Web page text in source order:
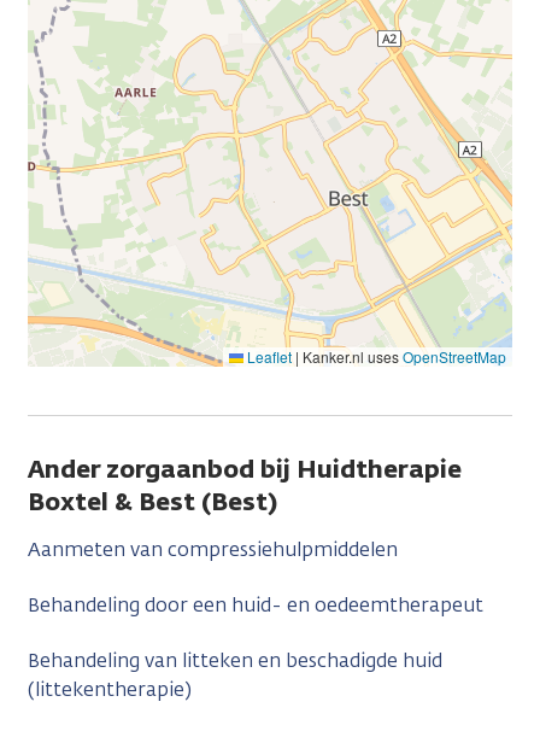
Leaflet | Kanker.nl usesOpenStreetMap
Ander zorgaanbod bij Huidtherapie
Boxtel & Best (Best)
Aanmeten van compressiehulpmiddelen
Behandeling door een huid- en oedeemtherapeut
Behandeling van litteken en beschadigde huid
(littekentherapie)